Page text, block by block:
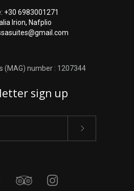
+30 6983001271
Irion, Nafplio
(MAG) number : 1207344
sign up